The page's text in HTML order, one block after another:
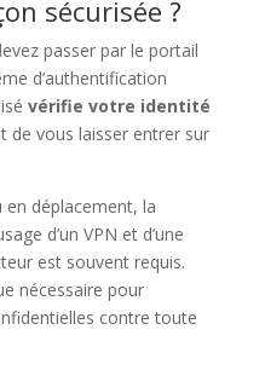
sécurisée ?
passer par le portail
d’authentification
vérifie votre identité
de vous laisser entrer sur
déplacement, la
d’un VPN et d’une
est souvent requis.
nécessaire pour
contre toute